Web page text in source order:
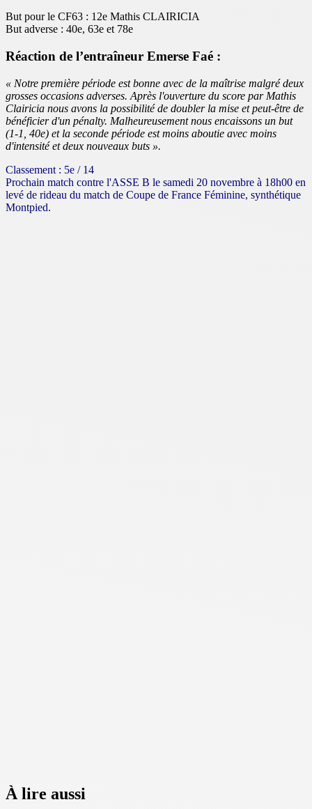
But pour le CF63 : 12e Mathis CLAIRICIA
But adverse : 40e, 63e et 78e
Réaction de l’entraîneur Emerse Faé :
« Notre première période est bonne avec de la maîtrise malgré deux
grosses occasions adverses. Après l'ouverture du score par Mathis
Clairicia nous avons la possibilité de doubler la mise et peut-être de
bénéficier d'un pénalty. Malheureusement nous encaissons un but
(1-1, 40e) et la seconde période est moins aboutie avec moins
d'intensité et deux nouveaux buts ».
Classement : 5e / 14
Prochain match contre l'ASSE B le samedi 20 novembre à 18h00 en
levé de rideau du match de Coupe de France Féminine, synthétique
Montpied.
À lire aussi